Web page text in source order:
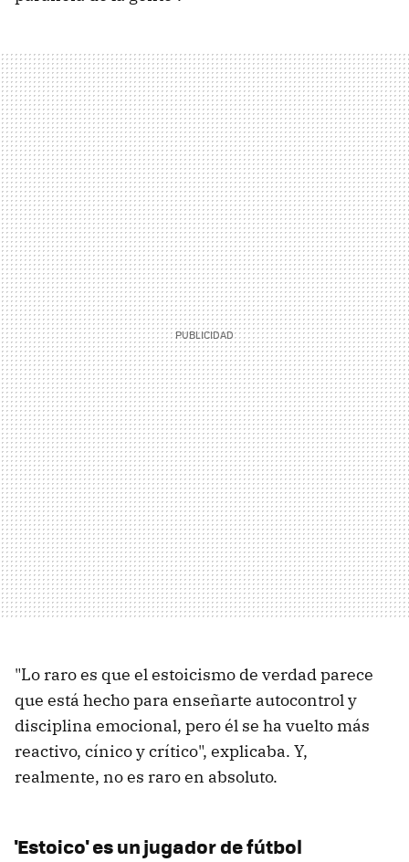
"Lo raro es que el estoicismo de verdad parece
que está hecho para enseñarte autocontrol y
disciplina emocional, pero él se ha vuelto más
reactivo, cínico y crítico", explicaba. Y,
realmente, no es raro en absoluto.
'Estoico' es un jugador de fútbol